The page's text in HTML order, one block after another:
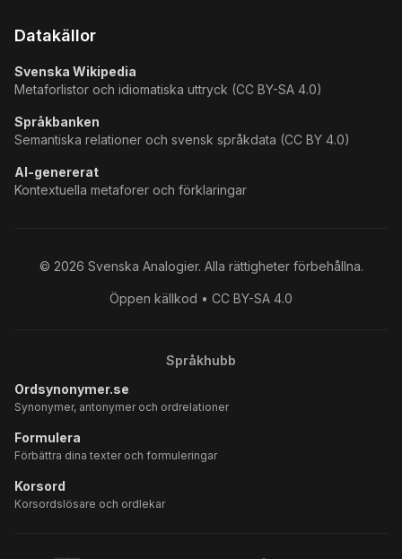
Datakällor
Svenska Wikipedia
Metaforlistor och idiomatiska uttryck (CC BY-SA 4.0)
Språkbanken
Semantiska relationer och svensk språkdata (CC BY 4.0)
AI-genererat
Kontextuella metaforer och förklaringar
© 2026 Svenska Analogier. Alla rättigheter förbehållna.
Öppen källkod • CC BY-SA 4.0
Språkhubb
Ordsynonymer.se
Synonymer, antonymer och ordrelationer
Formulera
Förbättra dina texter och formuleringar
Korsord
Korsordslösare och ordlekar